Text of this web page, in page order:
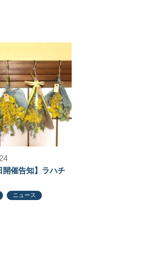
開催告知】ラハチ
ニュース